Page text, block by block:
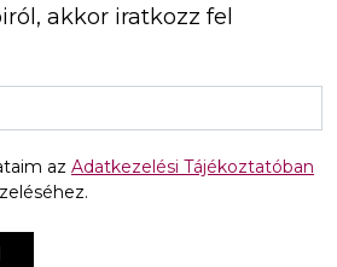
akkor iratkozz fel
az Adatkezelési Tájékoztatóban